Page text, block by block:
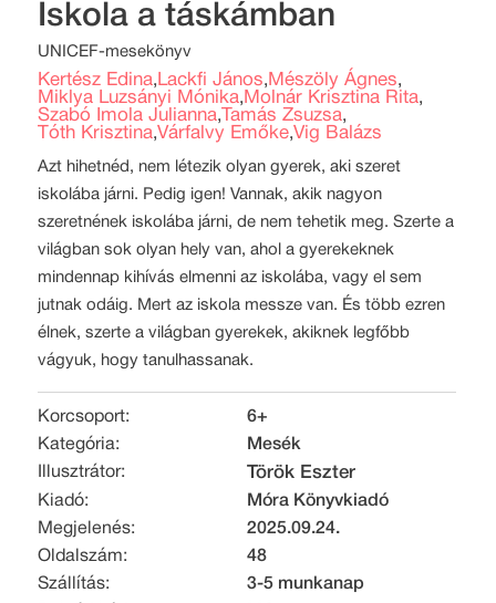
Iskola a táskámban
UNICEF-mesekönyv
Kertész Edina, Lackfi János, Mészöly Ágnes,
Miklya Luzsányi Mónika, Molnár Krisztina Rita,
Szabó Imola Julianna, Tamás Zsuzsa,
Tóth Krisztina,Várfalvy Emőke,Vig Balázs
Azt hihetnéd, nem létezik olyan gyerek, aki szeret
iskolába járni. Pedig igen! Vannak, akik nagyon
szeretnének iskolába járni, de nem tehetik meg. Szerte a
világban sok olyan hely van, ahol a gyerekeknek
mindennap kihívás elmenni az iskolába, vagy el sem
jutnak odáig. Mert az iskola messze van. És több ezren
élnek, szerte a világban gyerekek, akiknek legfőbb
vágyuk, hogy tanulhassanak.
Korcsoport:
6+
Kategória:
Mesék
Illusztrátor:
Török Eszter
Kiadó:
Móra Könyvkiadó
Megjelenés:
2025.09.24.
Oldalszám:
48
Szállítás:
3-5 munkanap